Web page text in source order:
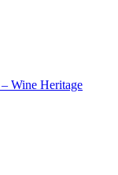
Wine Heritage